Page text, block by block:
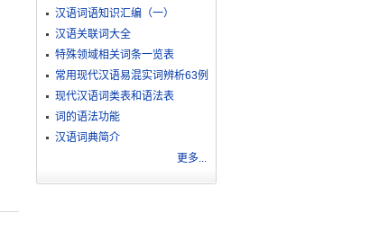
汉语词语知识汇编（一）
汉语关联词大全
特殊领域相关词条一览表
常用现代汉语易混实词辨析63例
现代汉语词类表和语法表
词的语法功能
汉语词典简介
更多...